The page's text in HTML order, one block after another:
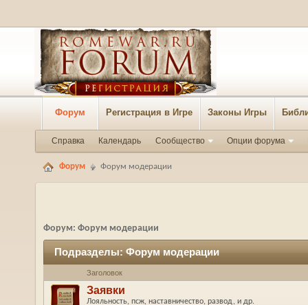
Форум Регистрация в Игре Законы Игры
Справка Календарь Сообщество Опции форума
Форум Форум модерации
Форум: Форум модерации
Подразделы:Форум модерации
Заголовок
Заявки
Лояльность, псж, наставничество, развод, и др.